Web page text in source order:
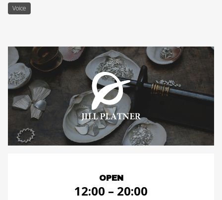
Voice
OPEN
12:00 – 20:00